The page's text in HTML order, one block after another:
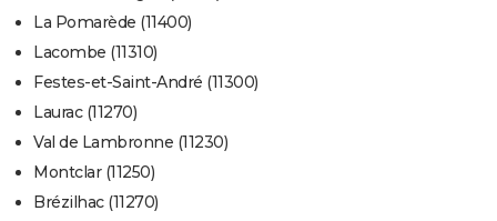
La Pomarède (11400)
Lacombe (11310)
Festes-et-Saint-André (11300)
Laurac (11270)
Val de Lambronne (11230)
Montclar (11250)
Brézilhac (11270)